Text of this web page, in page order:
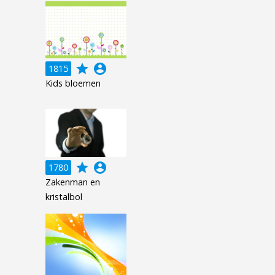
1815 grade account_circle
Kids bloemen
1780 grade account_circle
Zakenman en
kristalbol